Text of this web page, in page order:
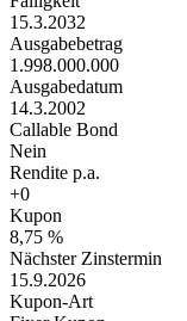
15.3.2032
Ausgabebetrag
1.998.000.000
Ausgabedatum
14.3.2002
Callable Bond
Nein
Rendite p.a.
+0
Kupon
8,75 %
Nächster Zinstermin
15.9.2026
Kupon-Art